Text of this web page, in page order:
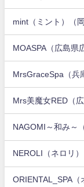
mint（ミント）（
MOASPA（広島県
MrsGraceSpa（兵
Mrs美魔女RED（
NAGOMI～和み～
NEROLI（ネロリ）
ORIENTAL_SPA（